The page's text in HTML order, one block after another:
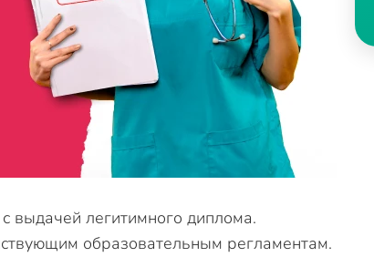
выдачей легитимного диплома.
образовательным регламентам.